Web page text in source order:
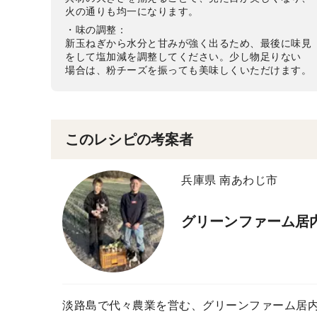
火の通りも均一になります。
・味の調整：
新玉ねぎから水分と甘みが強く出るため、最後に味見
をして塩加減を調整してください。少し物足りない
場合は、粉チーズを振っても美味しくいただけます。
このレシピの考案者
兵庫県 南あわじ市
グリーンファーム居
淡路島で代々農業を営む、グリーンファーム居内